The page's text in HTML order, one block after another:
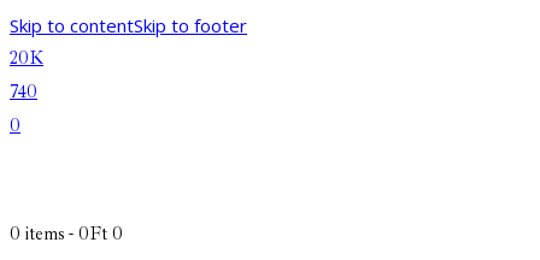
Skip to contentSkip to footer
20K
740
0
0 items - 0Ft 0